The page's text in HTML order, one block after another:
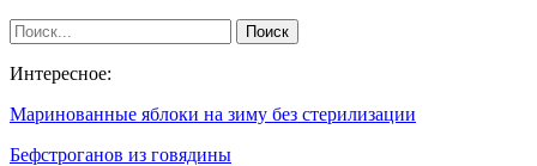
Интересное:
Маринованные яблоки на зиму без стерилизации
Бефстроганов из говядины